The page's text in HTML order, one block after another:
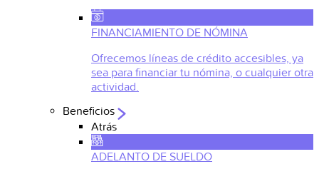
FINANCIAMIENTO DE NÓMINA
Ofrecemos líneas de crédito accesibles, ya
sea para financiar tu nómina, o cualquier otra
actividad.
Beneficios
Atrás
ADELANTO DE SUELDO